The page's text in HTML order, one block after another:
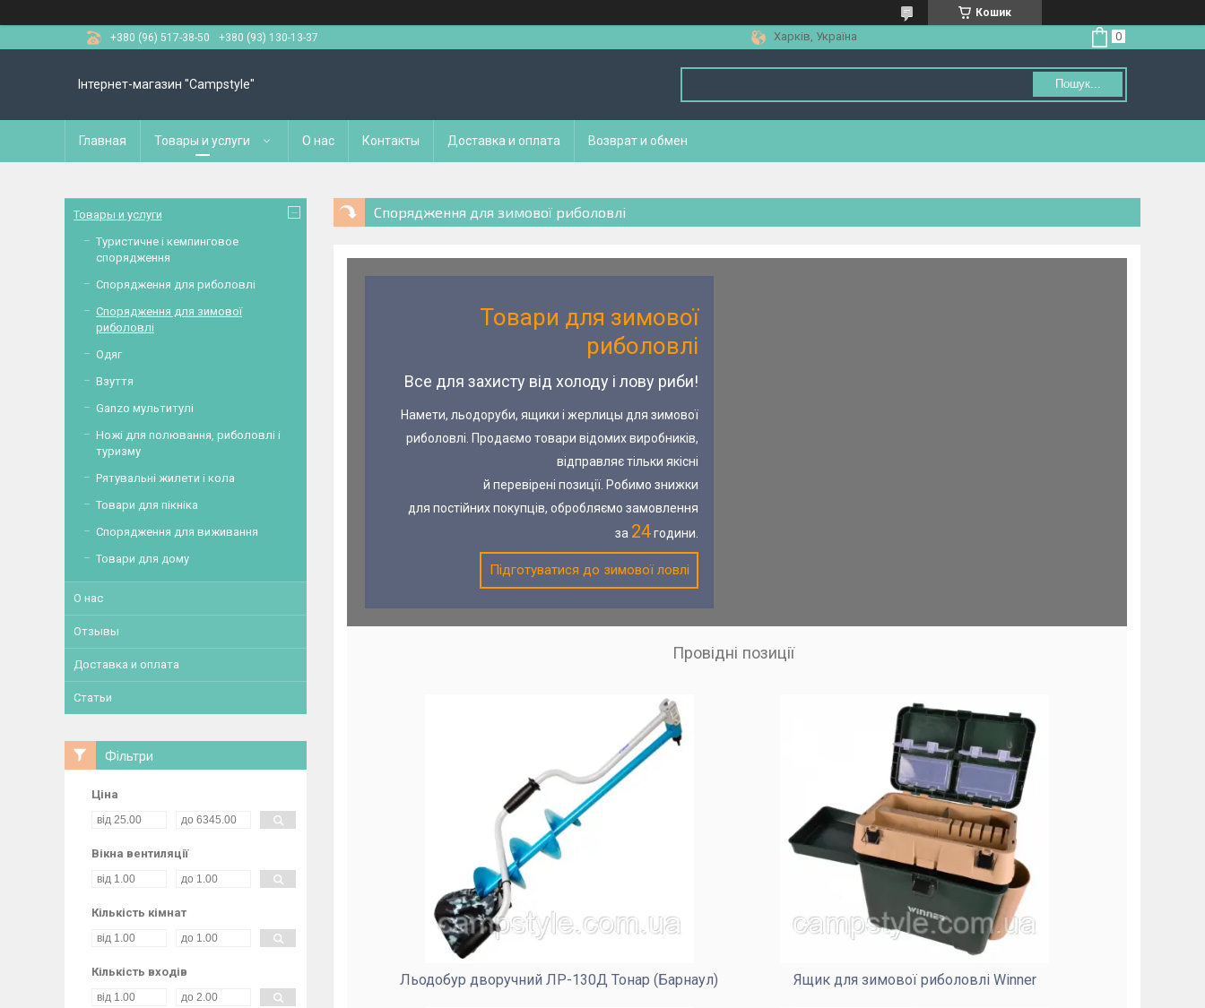
Кошик
+380 (96) 517-38-50
+380 (93) 130-13-37 Харків, Україна
Інтернет-магазин "Campstyle" Пошук...
Главная Товары и услуги О нас Контакты Доставка и оплата Возврат и обмен
Спорядження для зимової риболовлі
Товари для зимової
риболовлі
Все для захисту від холоду і лову риби!
Намети, льодоруби, ящики і жерлицы для зимової
риболовлі. Продаємо товари відомих виробників,
відправляє тільки якісні
й перевірені позиції. Робимо знижки
для постійних покупців, обробляємо замовлення
за 24години.
Підготуватися до зимової ловлі
Провідні позиції
дана модель заслужила простотою та
надійністю у використанні, а також
функціональністю.
Льодобур дворучний ЛР-130Д Тонар (Барнаул)
Зручний, міцний і продуманий ящик на
антиковзною плечової ручці, з 4
внутрішніми відділами для всього
необхідного. Також має накладні кишені
для розширення місткості.
Ящик для зимової риболовлі Winner
Товары и услуги
Туристичне і кемпинговое
спорядження
Спорядження для риболовлі
Спорядження для зимової
риболовлі
Одяг
Взуття
Ganzo мультитулі
Ножі для полювання, риболовлі і
туризму
Рятувальні жилети і кола
Товари для пікніка
Спорядження для виживання
Товари для дому
О нас
Отзывы
Доставка и оплата
Статьи
Фільтри
Ціна
Вікна вентиляції
Кількість кімнат
Кількість входів